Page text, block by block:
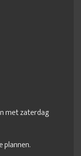
met zaterdag
plannen.